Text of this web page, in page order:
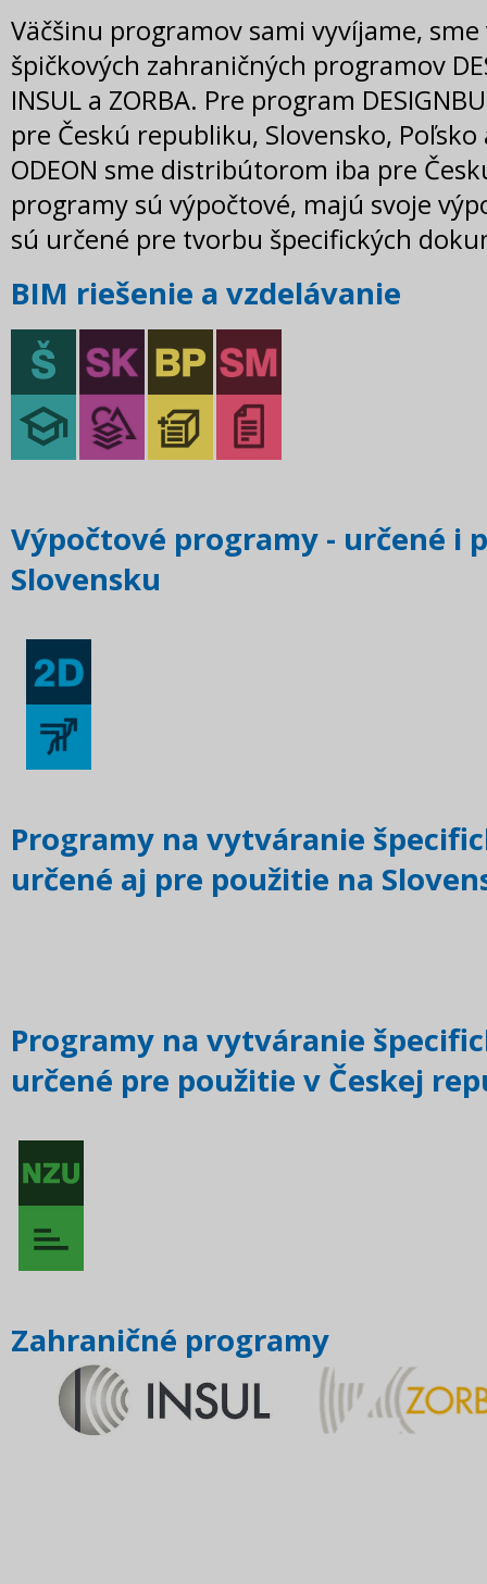
Väčšinu programov sami vyvíjame,
špičkových zahraničných programov
INSUL a ZORBA. Pre program
pre Českú republiku, Slovensko,
ODEON sme distribútorom iba pre
programy sú výpočtové, majú svoje
sú určené pre tvorbu špecifických
BIM riešenie a vzdelávanie
Výpočtové programy - určené i
Slovensku
Programy na vytváranie
určené aj pre použitie na
Programy na vytváranie
určené pre použitie v Českej
Zahraničné programy